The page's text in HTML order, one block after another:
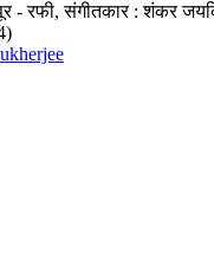
- रफी, संगीतकार : शंकर